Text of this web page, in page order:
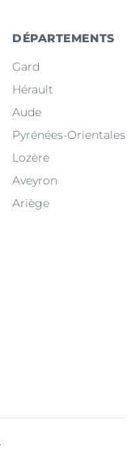
DÉPARTEMENTS
Gard
Hérault
Aude
Pyrénées-Orientales
Lozère
Aveyron
Ariège